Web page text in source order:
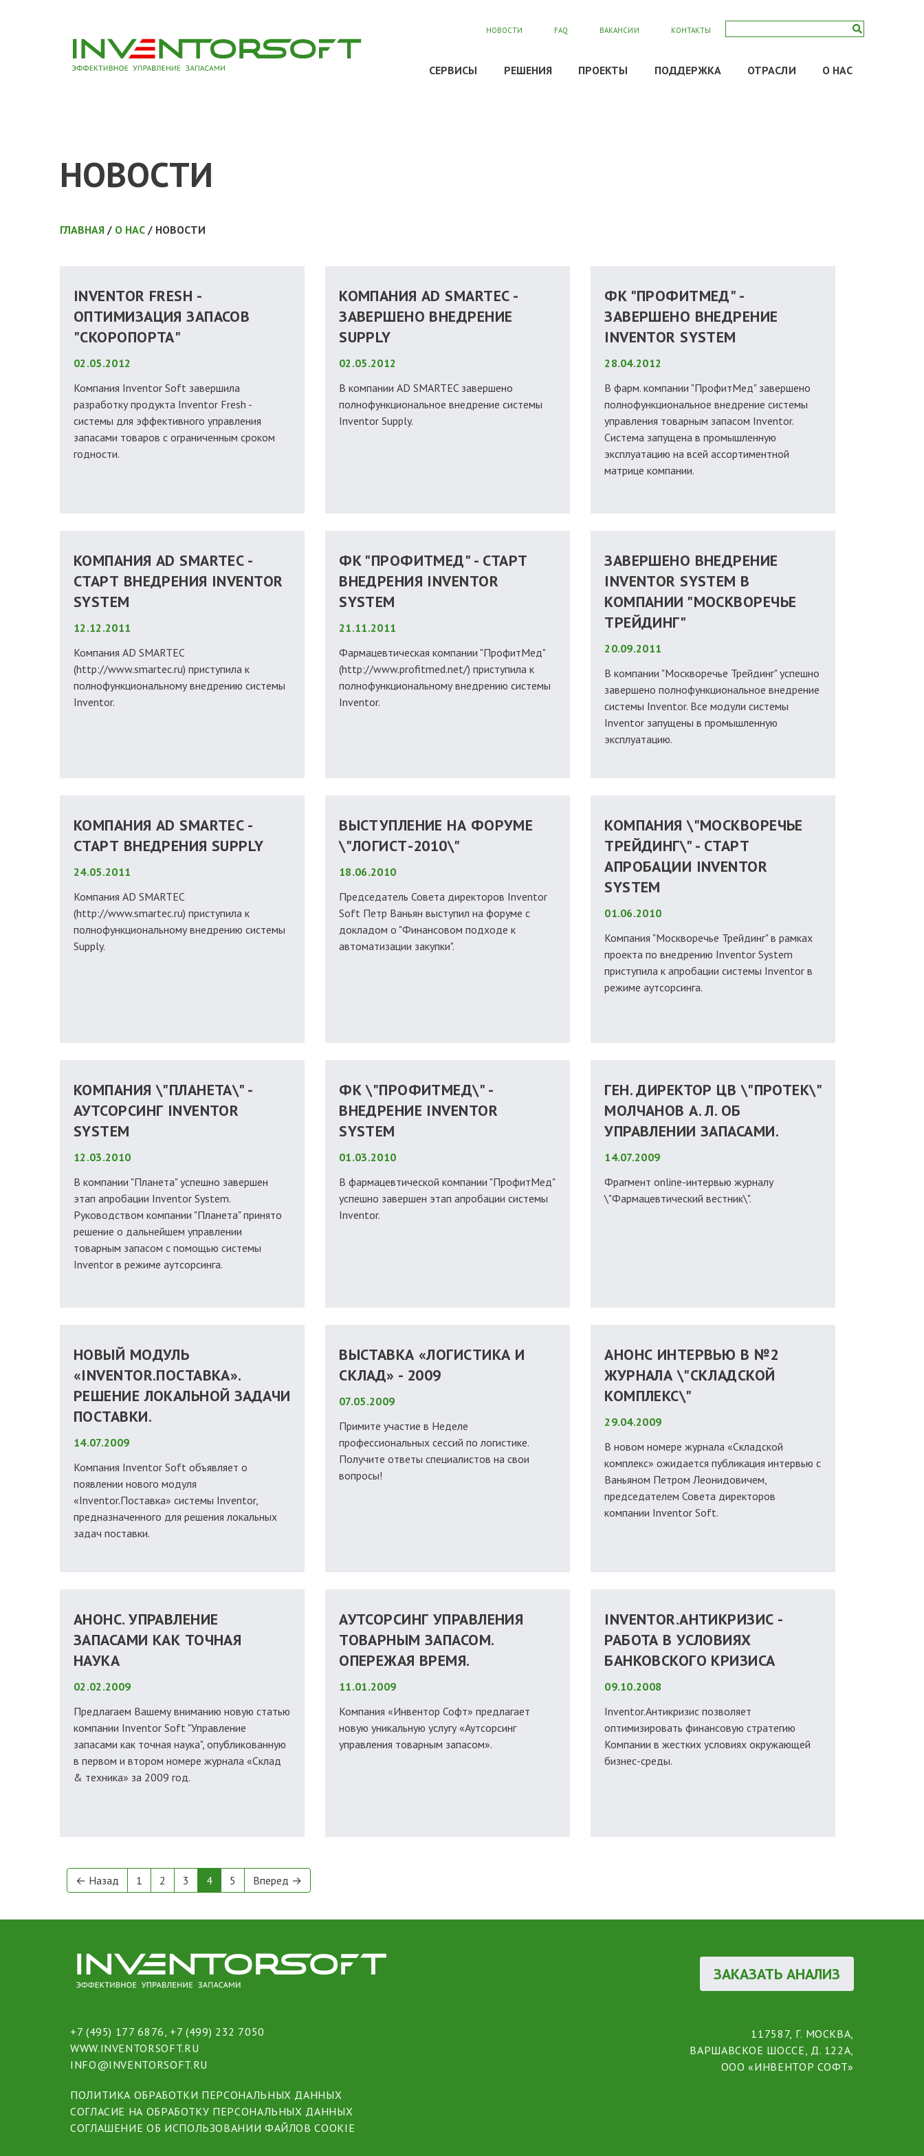
НОВОСТИ FAQ ВАКАНСИИ КОНТАКТЫ
СЕРВИСЫ РЕШЕНИЯ ПРОЕКТЫ ПОДДЕРЖКА ОТРАСЛИ О НАС
НОВОСТИ
ГЛАВНАЯ / О НАС / НОВОСТИ
INVENTOR FRESH -
ОПТИМИЗАЦИЯ ЗАПАСОВ
"СКОРОПОРТА"
02.05.2012
Компания Inventor Soft завершила
разработку продукта Inventor Fresh -
системы для эффективного управления
запасами товаров с ограниченным сроком
годности.
КОМПАНИЯ AD SMARTEC -
ЗАВЕРШЕНО ВНЕДРЕНИЕ
SUPPLY
02.05.2012
В компании AD SMARTEC завершено
полнофункциональное внедрение системы
Inventor Supply.
ФК "ПРОФИТМЕД" -
ЗАВЕРШЕНО ВНЕДРЕНИЕ
INVENTOR SYSTEM
28.04.2012
В фарм. компании "ПрофитМед" завершено
полнофункциональное внедрение системы
управления товарным запасом Inventor.
Система запущена в промышленную
эксплуатацию на всей ассортиментной
матрице компании.
КОМПАНИЯ AD SMARTEC -
СТАРТ ВНЕДРЕНИЯ INVENTOR
SYSTEM
12.12.2011
Компания AD SMARTEC
(http://www.smartec.ru) приступила к
полнофункциональному внедрению системы
Inventor.
ФК "ПРОФИТМЕД" - СТАРТ
ВНЕДРЕНИЯ INVENTOR
SYSTEM
21.11.2011
Фармацевтическая компании "ПрофитМед"
(http://www.profitmed.net/) приступила к
полнофункциональному внедрению системы
Inventor.
ЗАВЕРШЕНО ВНЕДРЕНИЕ
INVENTOR SYSTEM В
КОМПАНИИ "МОСКВОРЕЧЬЕ
ТРЕЙДИНГ"
20.09.2011
В компании "Москворечье Трейдинг" успешно
завершено полнофункциональное внедрение
системы Inventor. Все модули системы
Inventor запущены в промышленную
эксплуатацию.
КОМПАНИЯ AD SMARTEC -
СТАРТ ВНЕДРЕНИЯ SUPPLY
24.05.2011
Компания AD SMARTEC
(http://www.smartec.ru) приступила к
полнофункциональному внедрению системы
Supply.
ВЫСТУПЛЕНИЕ НА ФОРУМЕ
\"ЛОГИСТ-2010\"
18.06.2010
Председатель Совета директоров Inventor
Soft Петр Ваньян выступил на форуме с
докладом о "Финансовом подходе к
автоматизации закупки".
КОМПАНИЯ \"МОСКВОРЕЧЬЕ
ТРЕЙДИНГ\" - СТАРТ
АПРОБАЦИИ INVENTOR
SYSTEM
01.06.2010
Компания "Москворечье Трейдинг" в рамках
проекта по внедрению Inventor System
приступила к апробации сиcтемы Inventor в
режиме аутсорсинга.
КОМПАНИЯ \"ПЛАНЕТА\" -
АУТСОРСИНГ INVENTOR
SYSTEM
12.03.2010
В компании "Планета" успешно завершен
этап апробации Inventor System.
Руководством компании "Планета" принято
решение о дальнейшем управлении
товарным запасом с помощью системы
Inventor в режиме аутсорсинга.
ФК \"ПРОФИТМЕД\" -
ВНЕДРЕНИЕ INVENTOR
SYSTEM
01.03.2010
В фармацевтической компании "ПрофитМед"
успешно завершен этап апробации сиcтемы
Inventor.
ГЕН. ДИРЕКТОР ЦВ \"ПРОТЕК\"
МОЛЧАНОВ А. Л. ОБ
УПРАВЛЕНИИ ЗАПАСАМИ.
14.07.2009
Фрагмент online-интервью журналу
\"Фармацевтический вестник\".
НОВЫЙ МОДУЛЬ
«INVENTOR.ПОСТАВКА».
РЕШЕНИЕ ЛОКАЛЬНОЙ ЗАДАЧИ
ПОСТАВКИ.
14.07.2009
Компания Inventor Soft объявляет о
появлении нового модуля
«Inventor.Поставка» системы Inventor,
предназначенного для решения локальных
задач поставки.
ВЫСТАВКА «ЛОГИСТИКА И
СКЛАД» - 2009
07.05.2009
Примите участие в Неделе
профессиональных сессий по логистике.
Получите ответы специалистов на свои
вопросы!
АНОНС ИНТЕРВЬЮ В №2
ЖУРНАЛА \"СКЛАДСКОЙ
КОМПЛЕКС\"
29.04.2009
В новом номере журнала «Складской
комплекс» ожидается публикация интервью с
Ваньяном Петром Леонидовичем,
председателем Совета директоров
компании Inventor Soft.
АНОНС. УПРАВЛЕНИЕ
ЗАПАСАМИ КАК ТОЧНАЯ
НАУКА
02.02.2009
Предлагаем Вашему вниманию новую статью
компании Inventor Soft "Управление
запасами как точная наука", опубликованную
в первом и втором номере журнала «Склад
& техника» за 2009 год.
АУТСОРСИНГ УПРАВЛЕНИЯ
ТОВАРНЫМ ЗАПАСОМ.
ОПЕРЕЖАЯ ВРЕМЯ.
11.01.2009
Компания «Инвентор Софт» предлагает
новую уникальную услугу «Аутсорсинг
управления товарным запасом».
INVENTOR.АНТИКРИЗИС -
РАБОТА В УСЛОВИЯХ
БАНКОВСКОГО КРИЗИСА
09.10.2008
Inventor.Антикризис позволяет
оптимизировать финансовую стратегию
Компании в жестких условиях окружающей
бизнес-среды.
← Назад 1 2 3 4 5 Вперед →
+7 (495) 177 6876 +7 (499) 232 7050
WWW.INVENTORSOFT.RU
INFO@INVENTORSOFT.RU
ПОЛИТИКА ОБРАБОТКИ ПЕРСОНАЛЬНЫХ ДАННЫХ
СОГЛАСИЕ НА ОБРАБОТКУ ПЕРСОНАЛЬНЫХ ДАННЫХ
СОГЛАШЕНИЕ ОБ ИСПОЛЬЗОВАНИИ ФАЙЛОВ COOKIE
ЗАКАЗАТЬ АНАЛИЗ
117587, Г. МОСКВА,
ВАРШАВСКОЕ ШОССЕ, Д. 122А,
ООО «ИНВЕНТОР СОФТ»